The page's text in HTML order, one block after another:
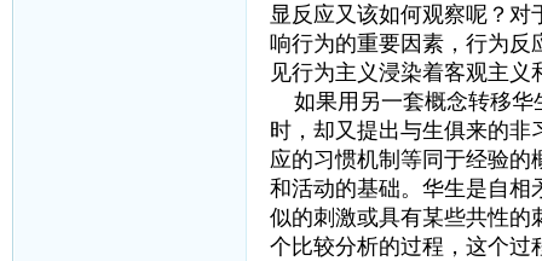
显反应又该如何观察呢？
响行为的重要因素，行为反
见行为主义浸染着客观主义
如果用另一套概念转移华
时，却又提出与生俱来的非
应的习惯机制等同于经验的
和活动的基础。华生是自相
似的刺激或具有某些共性的
个比较分析的过程，这个过